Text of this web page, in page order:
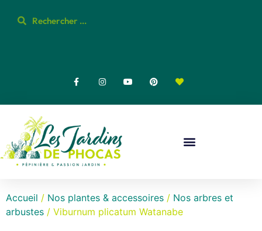
Accueil / Nos plantes & accessoires / Nos arbres et
arbustes / Viburnum plicatum Watanabe